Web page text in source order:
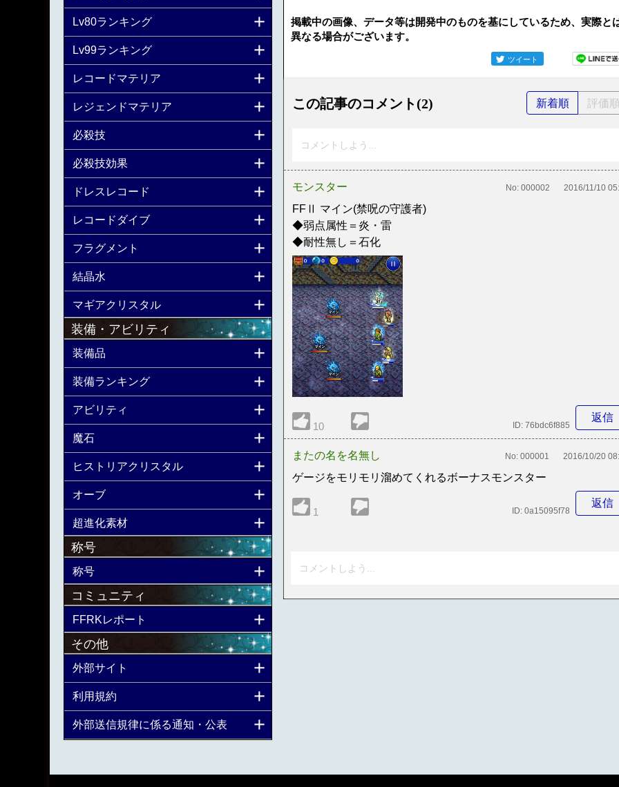
掲載中の画像、データ等は開発中のものを基にしているため、実際と
異なる場合がございます。
ツイート
この記事のコメント(2) 新着順 評価
コメントしよう...
モンスター No: 000002 2016/11/10
FFⅡ マイン(禁呪の守護者)
◆弱点属性＝炎・雷
◆耐性無し＝石化
10
返信
ID: 76bdc6f885
またの名を名無し No: 000001 2016/10/20
ゲージをモリモリ溜めてくれるボーナスモンスター
1
返信
ID: 0a15095f78
コメントしよう...
Lv80ランキング
Lv99ランキング
レコードマテリア
レジェンドマテリア
必殺技
必殺技効果
ドレスレコード
レコードダイブ
フラグメント
結晶水
マギアクリスタル
装備・アビリティ
装備品
装備ランキング
アビリティ
魔石
ヒストリアクリスタル
オーブ
超進化素材
称号
称号
コミュニティ
FFRKレポート
その他
外部サイト
利用規約
外部送信規律に係る通知・公表